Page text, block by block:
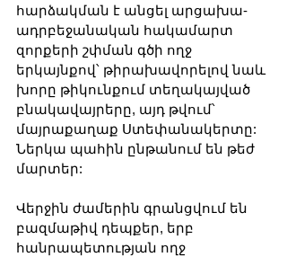
հարձակման է անցել արցախա-
ադրբեջանական հակամարտ
զորքերի շփման գծի ողջ
երկայնքով՝ թիրախավորելով նաև
խորը թիկունքում տեղակայված
բնակավայրերը, այդ թվում՝
մայրաքաղաք Ստեփանակերտը:
Ներկա պահին ընթանում են թեժ
մարտեր:
Վերջին ժամերին գրանցվում են
բազմաթիվ դեպքեր, երբ
հանրապետության ողջ